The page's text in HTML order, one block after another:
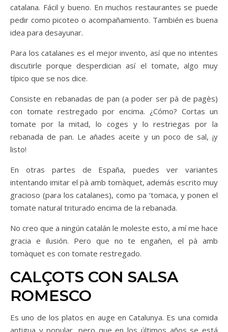
catalana. Fácil y bueno. En muchos restaurantes se puede
pedir como picoteo o acompañamiento. También es buena
idea para desayunar.
Para los catalanes es el mejor invento, así que no intentes
discutirle porque desperdician así el tomate, algo muy
típico que se nos dice.
Consiste en rebanadas de pan (a poder ser pà de pagès)
con tomate restregado por encima. ¿Cómo? Cortas un
tomate por la mitad, lo coges y lo restriegas por la
rebanada de pan. Le añades aceite y un poco de sal, ¡y
listo!
En otras partes de España, puedes ver variantes
intentando imitar el pà amb tomàquet, además escrito muy
gracioso (para los catalanes), como pa ‘tomaca, y ponen el
tomate natural triturado encima de la rebanada.
No creo que a ningún catalán le moleste esto, a mí me hace
gracia e ilusión. Pero que no te engañen, el pà amb
tomàquet es con tomate restregado.
CALÇOTS CON SALSA
ROMESCO
Es uno de los platos en auge en Catalunya. Es una comida
antigua y popular, pero que en los últimos años se está